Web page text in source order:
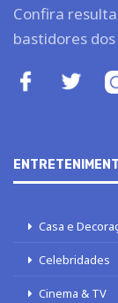
Confira
bastidores
Casa e
Celebridades
Cinema & TV